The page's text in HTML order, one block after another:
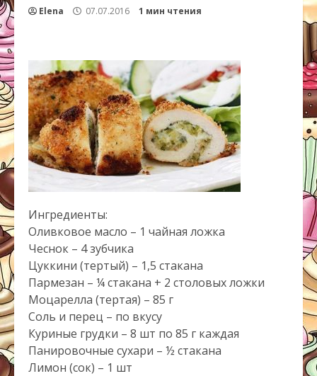
Elena 07.07.2016 1 мин чтения
Ингредиенты:
Оливковое масло – 1 чайная ложка
Чеснок – 4 зубчика
Цуккини (тертый) – 1,5 стакана
Пармезан – ¼ стакана + 2 столовых ложки
Моцарелла (тертая) – 85 г
Соль и перец – по вкусу
Куриные грудки – 8 шт по 85 г каждая
Панировочные сухари – ½ стакана
Лимон (сок) – 1 шт